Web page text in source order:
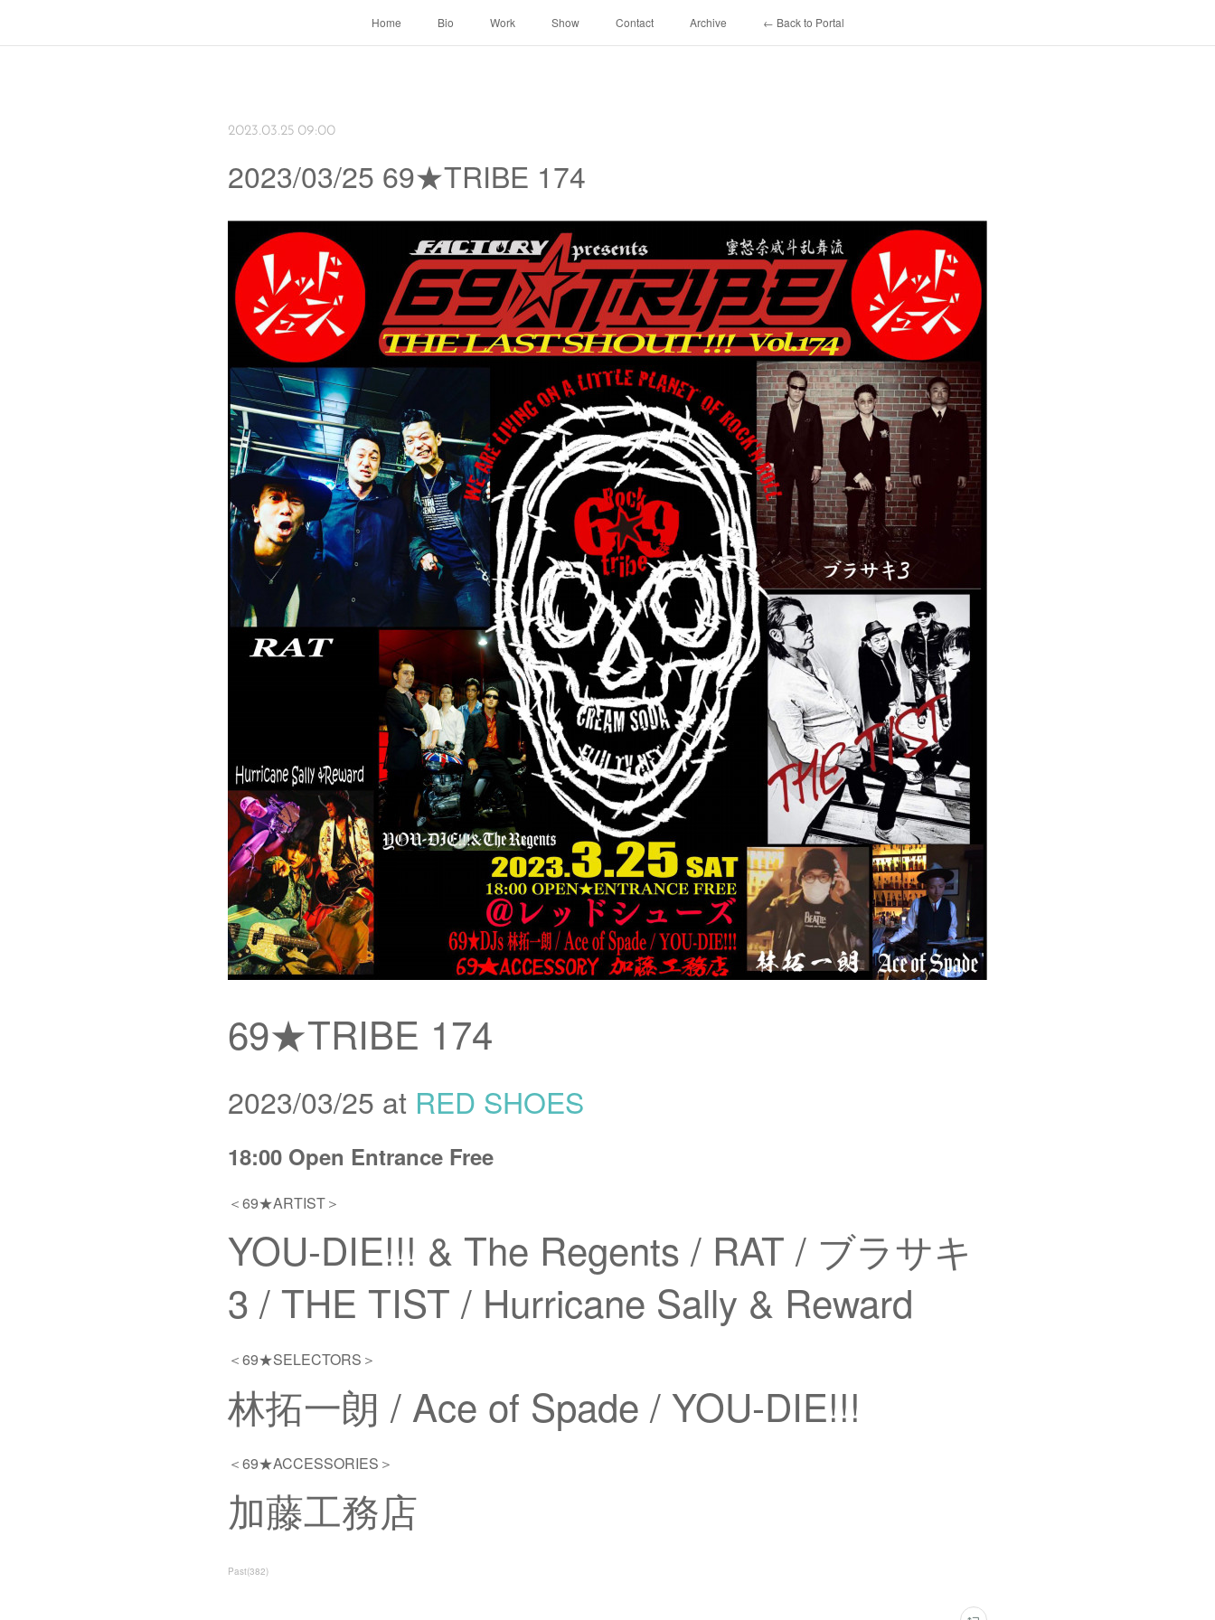
Home Bio Work Show Contact Archive ← Back to Portal
2023.03.25 09:00
2023/03/25 69★TRIBE 174
69★TRIBE 174
2023/03/25 at RED SHOES
18:00 Open Entrance Free
＜69★ARTIST＞
YOU-DIE!!! & The Regents / RAT / ブラサキ
3 / THE TIST / Hurricane Sally & Reward
＜69★SELECTORS＞
林拓一朗 / Ace of Spade / YOU-DIE!!!
＜69★ACCESSORIES＞
加藤工務店
Past(382)